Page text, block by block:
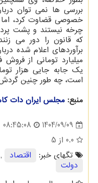
بررسی ها نمی توان
خصوصی قضاوت کرد، اما
چرخه نیستند و پشت
که قانون را دور می
میلیارد تومانی از
یک جابه جایی هزار
است، چه طور چنین
منبع: مجلس ایران دات
1404/09/09
08:45:08
0.0 از 5
تگهای خبر:
اقتصاد ,
دولت